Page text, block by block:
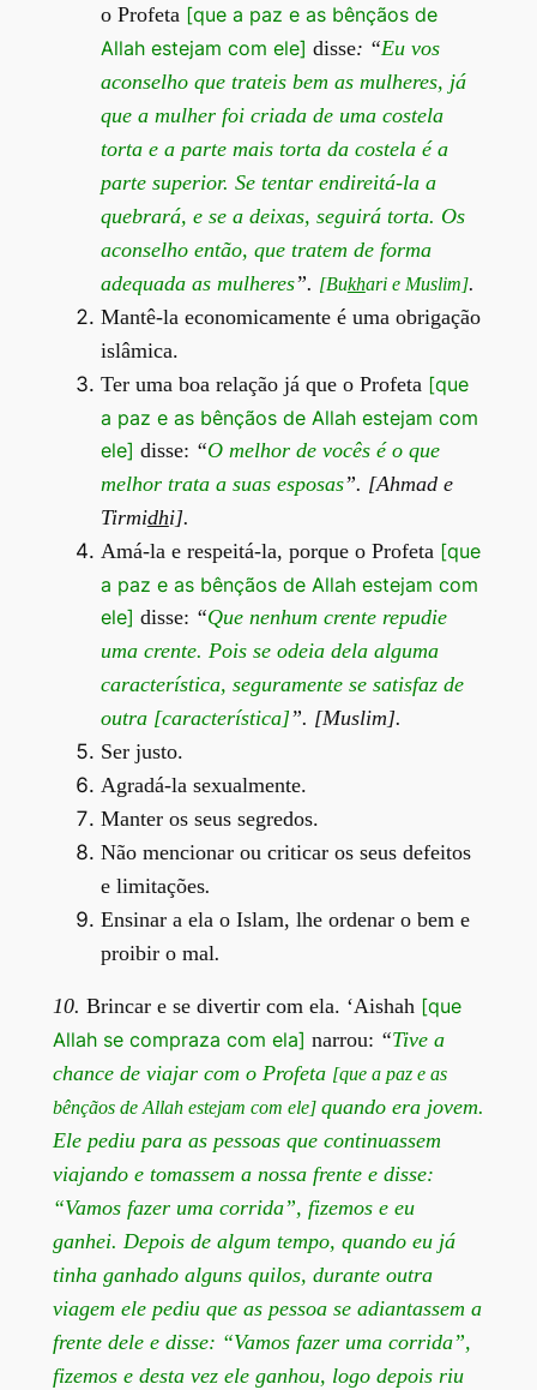
o Profeta [que a paz e as bênçãos de
Allah estejam com ele] disse: “Eu vos
aconselho que trateis bem as mulheres, já
que a mulher foi criada de uma costela
torta e a parte mais torta da costela é a
parte superior. Se tentar endireitá-la a
quebrará, e se a deixas, seguirá torta. Os
aconselho então, que tratem de forma
adequada as mulheres”. [Bukhari e Muslim].
Mantê-la economicamente é uma obrigação
islâmica.
Ter uma boa relação já que o Profeta [que
a paz e as bênçãos de Allah estejam com
ele] disse: “O melhor de vocês é o que
melhor trata a suas esposas”. [Ahmad e
Tirmidhi].
Amá-la e respeitá-la, porque o Profeta [que
a paz e as bênçãos de Allah estejam com
ele] disse: “Que nenhum crente repudie
uma crente. Pois se odeia dela alguma
característica, seguramente se satisfaz de
outra [característica]”. [Muslim].
Ser justo.
Agradá-la sexualmente.
Manter os seus segredos.
Não mencionar ou criticar os seus defeitos
e limitações.
Ensinar a ela o Islam, lhe ordenar o bem e
proibir o mal.
10. Brincar e se divertir com ela. ‘Aishah [que
Allah se compraza com ela] narrou: “Tive a
chance de viajar com o Profeta [que a paz e as
bênçãos de Allah estejam com ele] quando era jovem.
Ele pediu para as pessoas que continuassem
viajando e tomassem a nossa frente e disse:
“Vamos fazer uma corrida”, fizemos e eu
ganhei. Depois de algum tempo, quando eu já
tinha ganhado alguns quilos, durante outra
viagem ele pediu que as pessoa se adiantassem a
frente dele e disse: “Vamos fazer uma corrida”,
fizemos e desta vez ele ganhou, logo depois riu